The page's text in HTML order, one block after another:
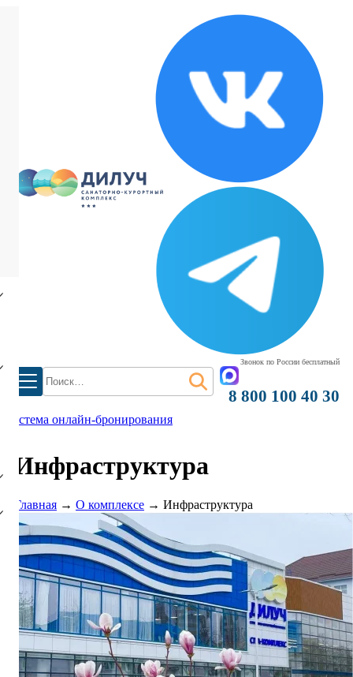
Найти:
Звонок по России бесплатный
8 800 100 40 30
система онлайн-бронирования
Инфраструктура
Главная → О комплексе → Инфраструктура